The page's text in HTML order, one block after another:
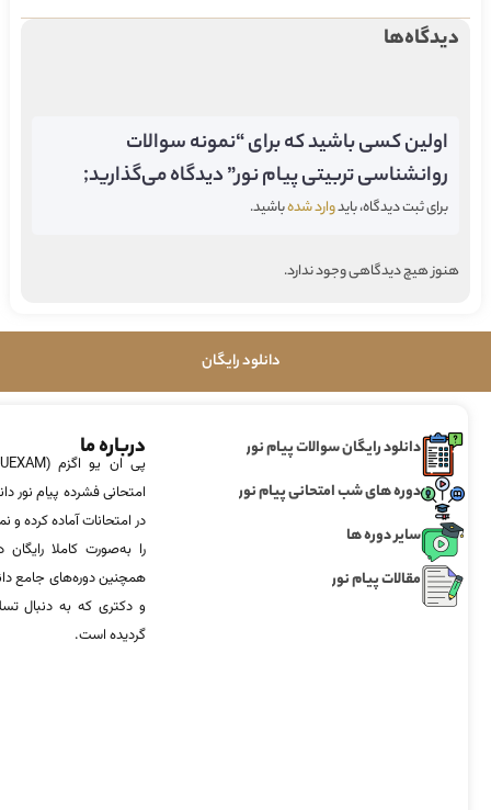
دیدگاه‌ها
اولین کسی باشید که برای “نمونه سوالات
روانشناسی تربیتی پیام نور” دیدگاه می‌گذارید;
برای ثبت دیدگاه، بایدوارد شدهباشید.
هنوز هیچ دیدگاهی وجود ندارد.
دانلود رایگان
دانلود رایگان سوالات پیام نور
دوره های شب امتحانی پیام نور
سایر دوره ها
مقالات پیام نور
درباره ما
امتحانی فشرده پیام نور
در امتحانات آماده‌ کرده
را به‌صورت کاملا
همچنین دوره‌های جامع
و دکتری که به دنبال
گردیده است.